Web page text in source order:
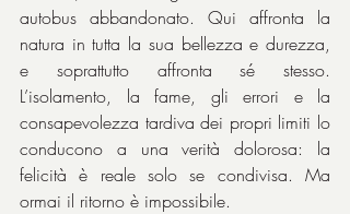
autobus abbandonato. Qui affronta la
natura in tutta la sua bellezza e durezza,
e soprattutto affronta sé stesso.
L’isolamento, la fame, gli errori e la
consapevolezza tardiva dei propri limiti lo
conducono a una verità dolorosa: la
felicità è reale solo se condivisa. Ma
ormai il ritorno è impossibile.